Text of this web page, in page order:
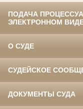
ПОДАЧА
ЭЛЕКТРОННОМ
О СУДЕ
СУДЕЙСКОЕ
ДОКУМЕНТЫ СУДА